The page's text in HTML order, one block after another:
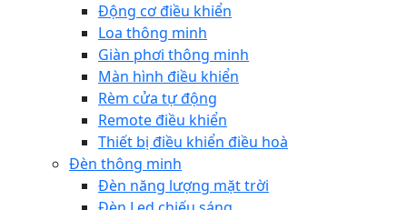
Động cơ điều khiển
Loa thông minh
Giàn phơi thông minh
Màn hình điều khiển
Rèm cửa tự động
Remote điều khiển
Thiết bị điều khiển điều hoà
Đèn thông minh
Đèn năng lượng mặt trời